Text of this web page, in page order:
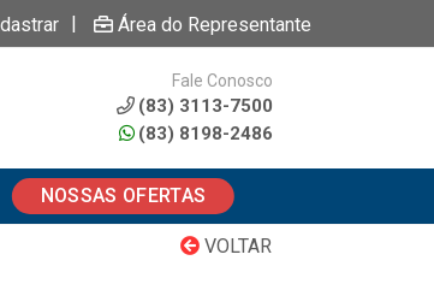
| Área do Representante
Fale Conosco
(83) 3113-7500
(83) 8198-2486
NOSSAS OFERTAS
VOLTAR